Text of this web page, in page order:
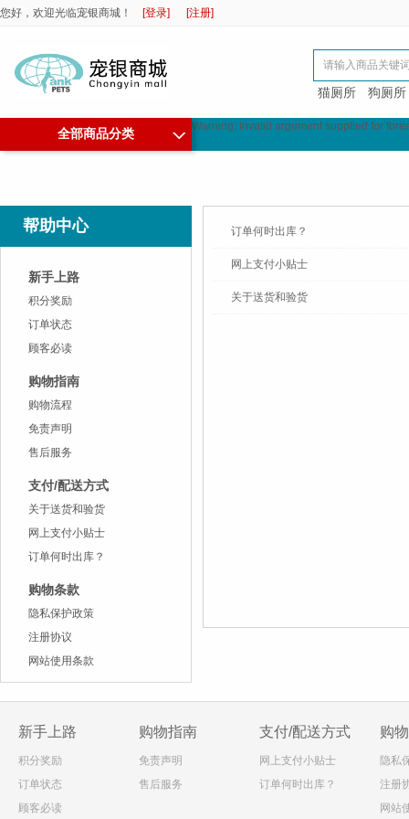
您好，欢迎光临宠银商城！ [登录] [注册]
猫厕所 狗厕所
Warning: Invalid argument supplied for
全部商品分类 ◇
帮助中心
新手上路
积分奖励
订单状态
顾客必读
购物指南
购物流程
免责声明
售后服务
支付/配送方式
关于送货和验货
网上支付小贴士
订单何时出库？
购物条款
隐私保护政策
注册协议
网站使用条款
订单何时出库？
网上支付小贴士
关于送货和验货
新手上路
积分奖励
订单状态
顾客必读
购物指南
免责声明
售后服务
支付/配送方式
网上支付小贴士
订单何时出库？
购
隐私
注册
网站